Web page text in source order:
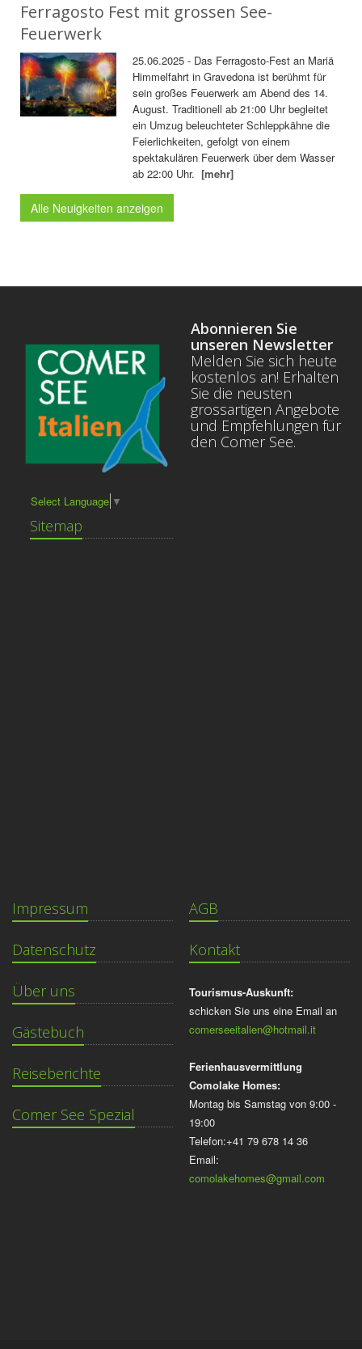
Ferragosto Fest mit grossen See-
Feuerwerk
25.06.2025 - Das Ferragosto-Fest an Mariä
Himmelfahrt in Gravedona ist berühmt für
sein großes Feuerwerk am Abend des 14.
August. Traditionell ab 21:00 Uhr begleitet
ein Umzug beleuchteter Schleppkähne die
Feierlichkeiten, gefolgt von einem
spektakulären Feuerwerk über dem Wasser
ab 22:00 Uhr.[mehr]
Alle Neuigkeiten anzeigen
Select Language ▼
Sitemap
Abonnieren Sie
unseren Newsletter
Melden Sie sich heute
kostenlos an! Erhalten
Sie die neusten
grossartigen Angebote
und Empfehlungen für
den Comer See.
Impressum
Datenschutz
Über uns
Gästebuch
Reiseberichte
Comer See Spezial
AGB
Kontakt
Tourismus-Auskunft:
schicken Sie uns eine Email an
comerseeitalien@hotmail.it
Ferienhausvermittlung
Comolake Homes:
Montag bis Samstag von 9:00 -
19:00
Telefon:+41 79 678 14 36
Email:
comolakehomes@gmail.com